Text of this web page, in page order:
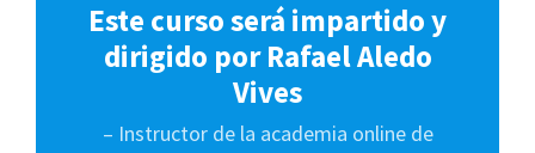
Este curso será impartido y
dirigido por Rafael Aledo
Vives
– Instructor de la academia online de